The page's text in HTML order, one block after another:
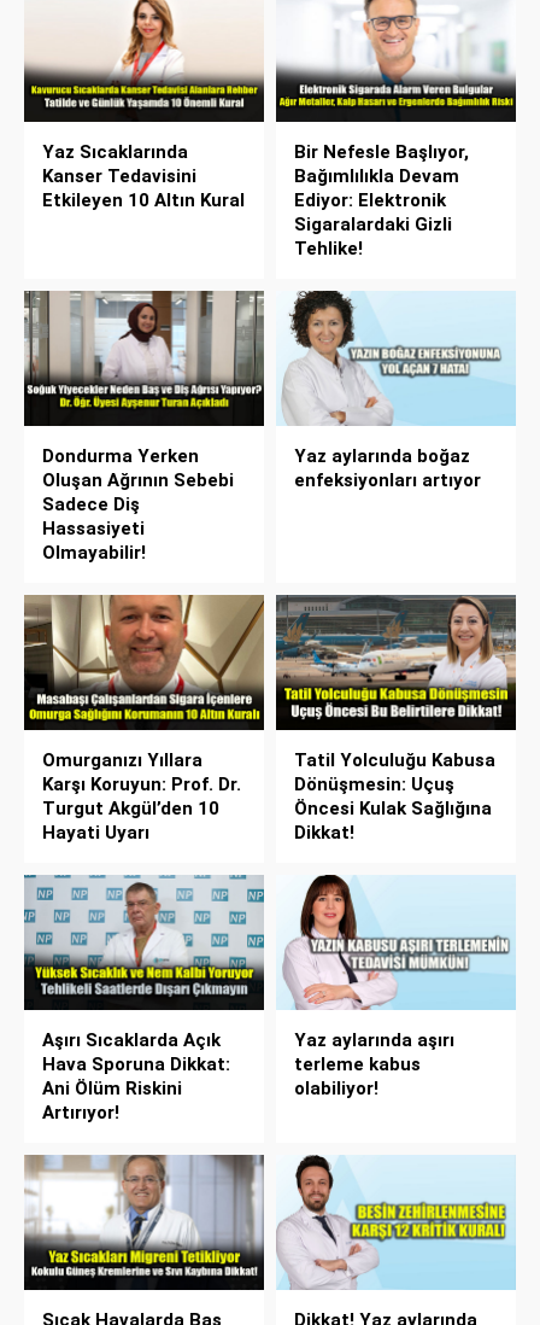
Yaz Sıcaklarında
Kanser Tedavisini
Etkileyen 10 Altın Kural
Bir Nefesle Başlıyor,
Bağımlılıkla Devam
Ediyor: Elektronik
Sigaralardaki Gizli
Tehlike!
Dondurma Yerken
Oluşan Ağrının Sebebi
Sadece Diş
Hassasiyeti
Olmayabilir!
Yaz aylarında boğaz
enfeksiyonları artıyor
Omurganızı Yıllara
Karşı Koruyun: Prof. Dr.
Turgut Akgül’den 10
Hayati Uyarı
Tatil Yolculuğu Kabusa
Dönüşmesin: Uçuş
Öncesi Kulak Sağlığına
Dikkat!
Aşırı Sıcaklarda Açık
Hava Sporuna Dikkat:
Ani Ölüm Riskini
Artırıyor!
Yaz aylarında aşırı
terleme kabus
olabiliyor!
Sıcak Havalarda Baş Dikkat! Yaz aylarında